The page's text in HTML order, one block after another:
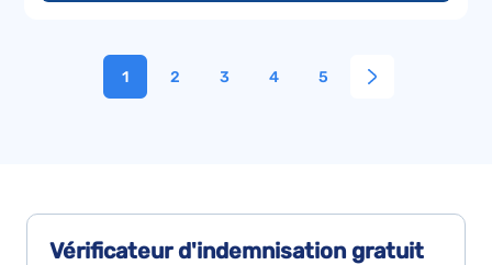
1 2 3 4 5
Vérificateur d'indemnisation gratuit